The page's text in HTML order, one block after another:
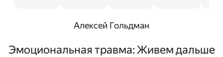
Алексей Гольдман
Эмоциональная травма: Живем дальше